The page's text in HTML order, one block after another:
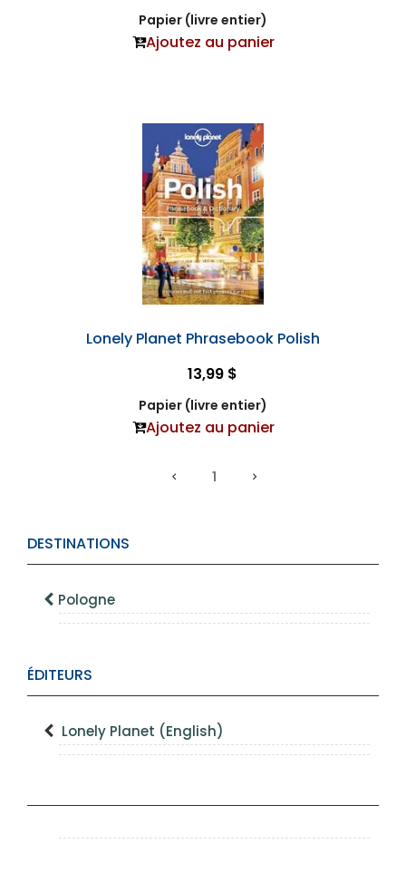
DESTINATIONS
Pologne
ÉDITEURS
Lonely Planet (English)
Papier (livre entier)
Ajoutez au panier
Lonely Planet Phrasebook Polish
13,99 $
Papier (livre entier)
Ajoutez au panier
1